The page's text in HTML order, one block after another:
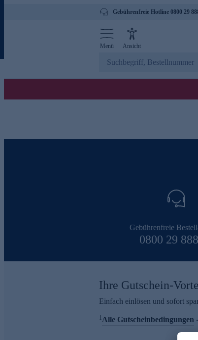
Gebührenfreie Hotline 0800 29
Menü Ansicht
Gebührenfreie
0800 29
Ihre Gutschein-
Einfach einlösen und sofort
1Alle Gutscheinbedingungen